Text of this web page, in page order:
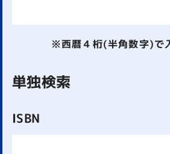
※西暦４桁(半角数字)で
単独検索
ISBN